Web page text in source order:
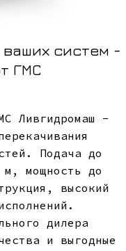
систем -
ГМС
Ливгидромаш -
Подача до
мощность до
высокий
дилера
и выгодные